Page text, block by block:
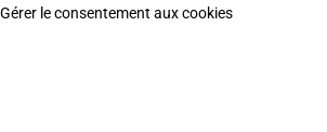
Gérer le consentement aux cookies